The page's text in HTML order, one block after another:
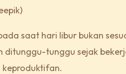
saat hari libur bukan
ditunggu-tunggu sejak
keproduktifan.